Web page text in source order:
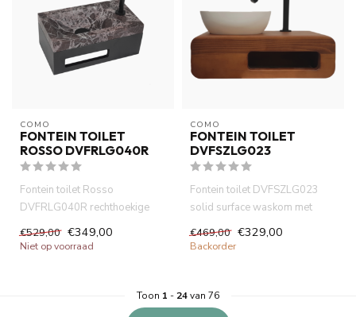
COMO
FONTEIN TOILET
ROSSO DVFRLG040R
Fontein toilet Rosso
DVFRLG040R rechthoekige
met handdo...
€529,00 €349,00
Niet op voorraad
COMO
FONTEIN TOILET
DVFSZLG023
Fontein toilet DVFSZLG023
solid surface waskom met
...
€469,00 €329,00
Backorder
Toon 1 - 24van 76